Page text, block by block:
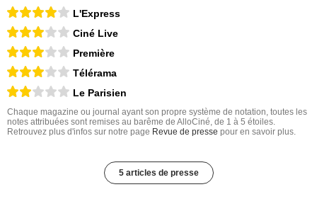
L'Express
Ciné Live
Première
Télérama
Le Parisien
Chaque magazine ou journal ayant son propre système de notation, toutes les
notes attribuées sont remises au barême de AlloCiné, de 1 à 5 étoiles.
Retrouvez plus d'infos sur notre page Revue de presse pour en savoir plus.
5 articles de presse